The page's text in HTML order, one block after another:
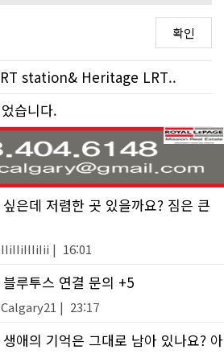
station& Heritage LRT..
습니다.
은데 저렴한 곳 있을까요? 짐은 큰
IIiIIiIIIiIii | 16:01
루투스 연결 문의 +5
| 23:17
애의 기억은 그대로 남아 있나요? 아